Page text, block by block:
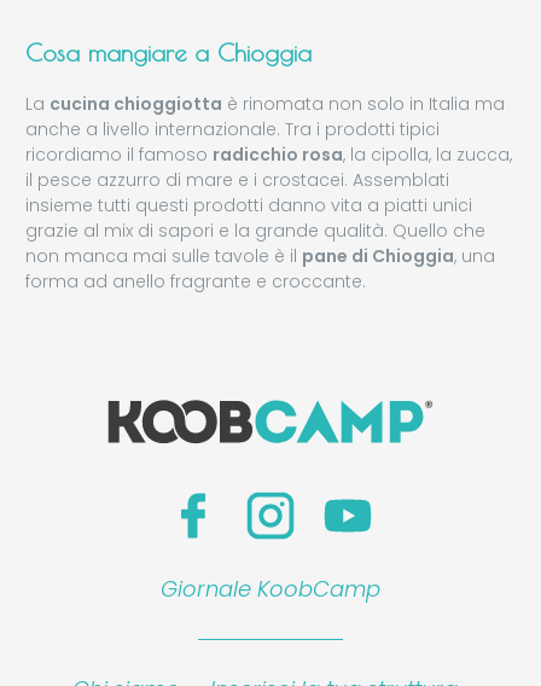
Cosa mangiare a Chioggia
La cucina chioggiotta è rinomata non solo in Italia ma
anche a livello internazionale. Tra i prodotti tipici
ricordiamo il famoso radicchio rosa, la cipolla, la zucca,
il pesce azzurro di mare e i crostacei. Assemblati
insieme tutti questi prodotti danno vita a piatti unici
grazie al mix di sapori e la grande qualità. Quello che
non manca mai sulle tavole è il pane di Chioggia, una
forma ad anello fragrante e croccante.
Giornale KoobCamp